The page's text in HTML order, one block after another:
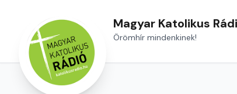
Magyar Katolikus
Örömhír mindenkinek!